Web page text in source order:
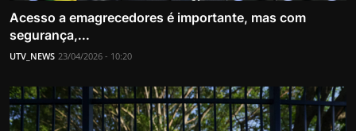
Acesso a emagrecedores é importante, mas com
segurança,...
UTV_NEWS 23/04/2026 - 10:20